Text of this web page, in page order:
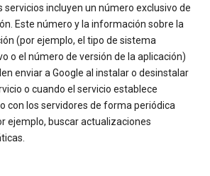
servicios incluyen un número exclusivo de
Este número y la información sobre la
(por ejemplo, el tipo de sistema
o el número de versión de la aplicación)
enviar a Google al instalar o desinstalar
o cuando el servicio establece
con los servidores de forma periódica
ejemplo, buscar actualizaciones